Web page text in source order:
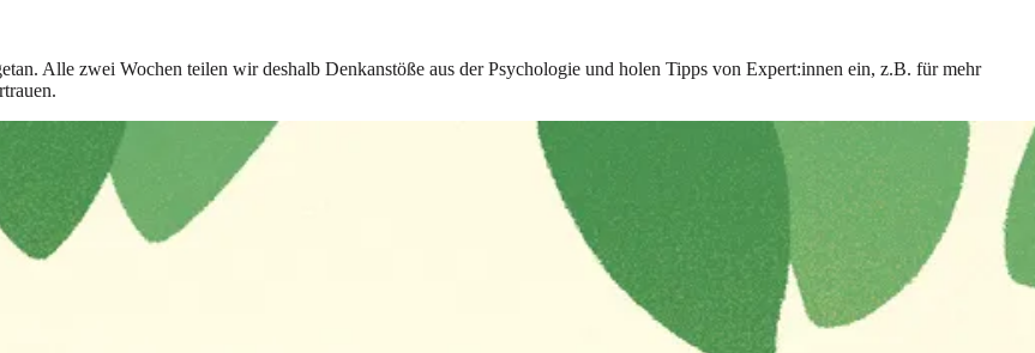
Alle zwei Wochen teilen wir deshalb Denkanstöße aus der Psychologie und holen Tipps von Expert:innen ein, z.B. für mehr